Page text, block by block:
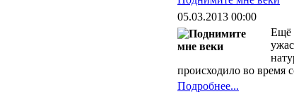
05.03.2013 00:00
Ещё
происходило во время
Подробнее...